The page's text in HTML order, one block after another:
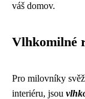
váš domov.
Vlhkomilné
Pro milovníky
interiéru, jsou